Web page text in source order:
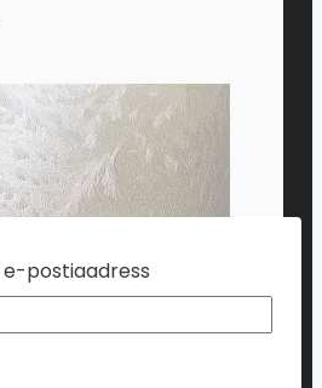
This
multiple
variants.
The
options
may
chosen
e-postiaadress